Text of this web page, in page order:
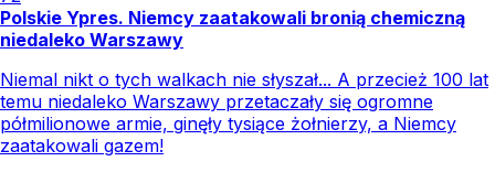
Polskie Ypres. Niemcy zaatakowali bronią chemiczną
niedaleko Warszawy
Niemal nikt o tych walkach nie słyszał... A przecież 100 lat
temu niedaleko Warszawy przetaczały się ogromne
półmilionowe armie, ginęły tysiące żołnierzy, a Niemcy
zaatakowali gazem!